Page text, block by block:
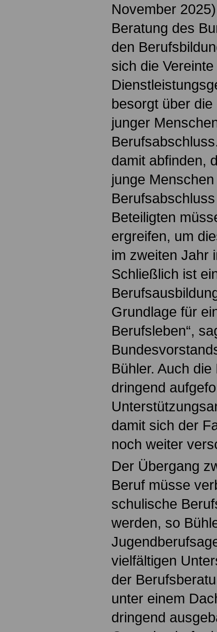
November
Beratung des
den
sich die Vereinte
besorgt über
junger
damit abfinden,
junge
Beteiligten
ergreifen, um
im zweiten Jahr
Schließlich ist
Grundlage für
Berufsleben“,
Bühler. Auch
dringend
damit sich der
noch weiter
Der Übergang
Beruf müsse
schulische
werden, so
vielfältigen
der
unter einem
dringend